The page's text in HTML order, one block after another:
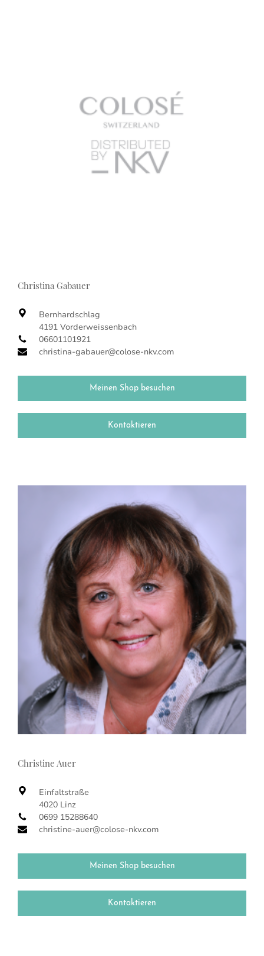
Christina Gabauer
Bernhardschlag
4191 Vorderweissenbach
06601101921
christina-gabauer@colose-nkv.com
Meinen Shop besuchen
Kontaktieren
Christine Auer
Einfaltstraße
4020 Linz
0699 15288640
christine-auer@colose-nkv.com
Meinen Shop besuchen
Kontaktieren